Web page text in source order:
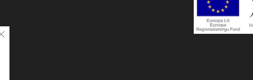
Sulje evästebanneri